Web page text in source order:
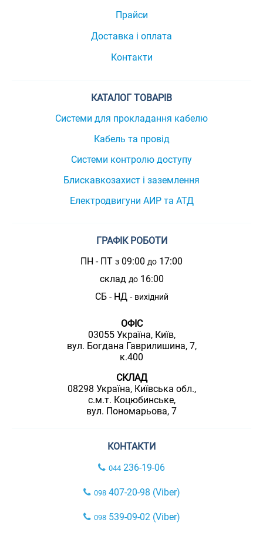
Прайси
Доставка і оплата
Контакти
КАТАЛОГ ТОВАРІВ
Системи для прокладання кабелю
Кабель та провід
Системи контролю доступу
Блискавкозахист і заземлення
Електродвигуни АИР та АТД
ГРАФІК РОБОТИ
ПН - ПТ з 09:00 до 17:00
склад до16:00
СБ - НД - вихідний
ОФІС
03055 Україна, Київ,
вул. Богдана Гаврилишина, 7,
к.400
СКЛАД
08298 Україна, Київська обл.,
с.м.т. Коцюбинське,
вул. Пономарьова, 7
КОНТАКТИ
044 236-19-06
098407-20-98 (Viber)
098539-09-02 (Viber)